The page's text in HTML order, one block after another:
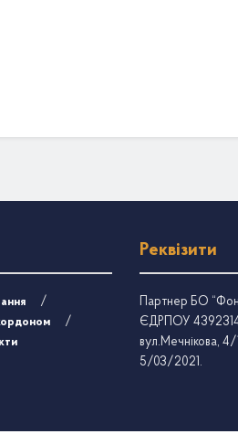
Реквізити
Партнер БО
ЄДРПОУ
вул.Мечнікова,
5/03/2021.